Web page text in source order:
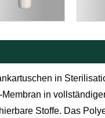
in
in
Stoffe. Das